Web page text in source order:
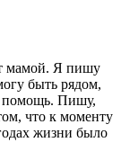
мамой. Я пишу
быть рядом,
помощь. Пишу,
что к моменту
жизни было